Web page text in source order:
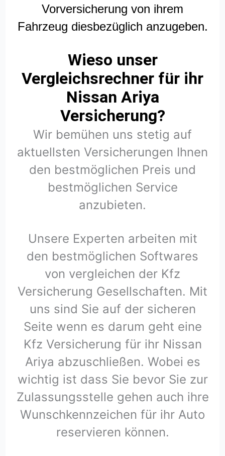
Vorversicherung von ihrem
Fahrzeug diesbezüglich anzugeben.
Wieso unser
Vergleichsrechner für ihr
Nissan Ariya
Versicherung?
Wir bemühen uns stetig auf
aktuellsten Versicherungen Ihnen
den bestmöglichen Preis und
bestmöglichen Service
anzubieten.
Unsere Experten arbeiten mit
den bestmöglichen Softwares
von vergleichen der Kfz
Versicherung Gesellschaften. Mit
uns sind Sie auf der sicheren
Seite wenn es darum geht eine
Kfz Versicherung für ihr Nissan
Ariya abzuschließen. Wobei es
wichtig ist dass Sie bevor Sie zur
Zulassungsstelle gehen auch ihre
Wunschkennzeichen für ihr Auto
reservieren können.